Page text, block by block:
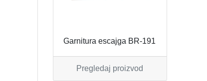
Garnitura escajga BR-191
Pregledaj proizvod